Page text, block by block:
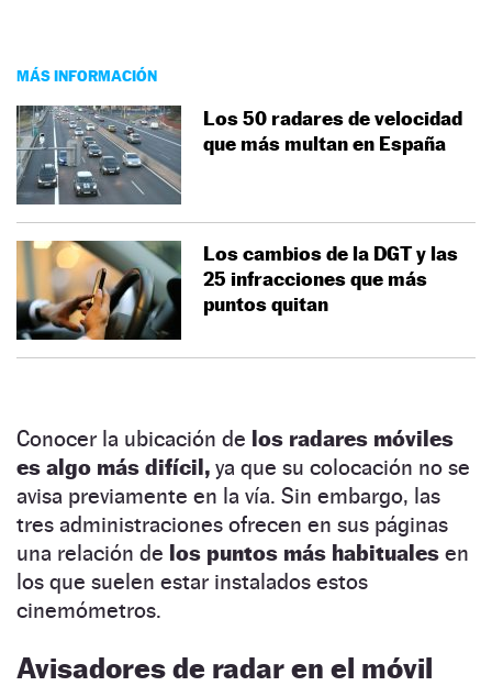
MÁS INFORMACIÓN
Los 50 radares de velocidad
que más multan en España
Los cambios de la DGT y las
25 infracciones que más
puntos quitan
Conocer la ubicación de los radares móviles
es algo más difícil, ya que su colocación no se
avisa previamente en la vía. Sin embargo, las
tres administraciones ofrecen en sus páginas
una relación de los puntos más habituales en
los que suelen estar instalados estos
cinemómetros.
Avisadores de radar en el móvil